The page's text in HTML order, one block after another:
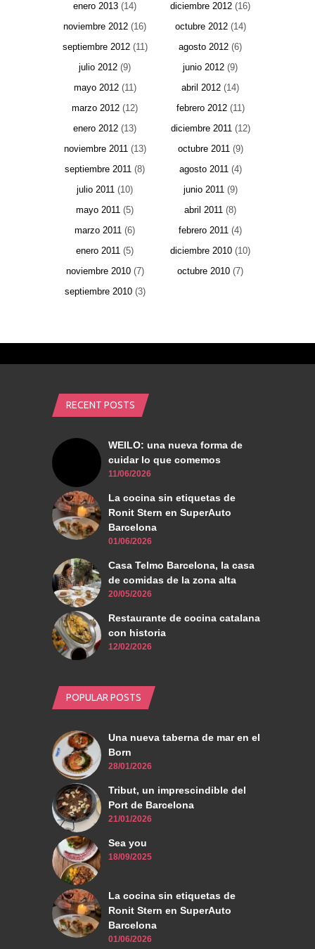
enero 2013 (14) diciembre 2012 (16)
noviembre 2012 (16) octubre 2012(14)
septiembre 2012(11) agosto 2012 (6)
julio 2012 (9) junio 2012 (9)
mayo 2012(11) abril 2012 (14)
marzo 2012 (12) febrero 2012(11)
enero 2012 (13) diciembre 2011(12)
noviembre 2011(13) octubre 2011(9)
septiembre 2011 (8) agosto 2011(4)
julio 2011 (10) junio 2011(9)
mayo 2011 (5) abril 2011 (8)
marzo 2011 (6) febrero 2011 (4)
enero 2011 (5) diciembre 2010 (10)
noviembre 2010(7) octubre 2010 (7)
septiembre 2010(3)
RECENT POSTS
WEILO: una nueva forma de
cuidar lo que comemos
11/06/2026
La cocina sin etiquetas de
Ronit Stern en SuperAuto
Barcelona
01/06/2026
Casa Telmo Barcelona, la casa
de comidas de la zona alta
20/05/2026
Restaurante de cocina catalana
con historia
12/02/2026
POPULAR POSTS
Una nueva taberna de mar en el
Born
28/01/2026
Tribut, un imprescindible del
Port de Barcelona
21/01/2026
Sea you
18/09/2025
La cocina sin etiquetas de
Ronit Stern en SuperAuto
Barcelona
01/06/2026